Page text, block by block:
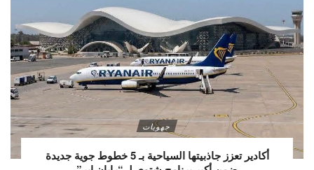
جهويات
أكادير تعزز جاذبيتها السياحية بـ 5 خطوط جوية جديدة